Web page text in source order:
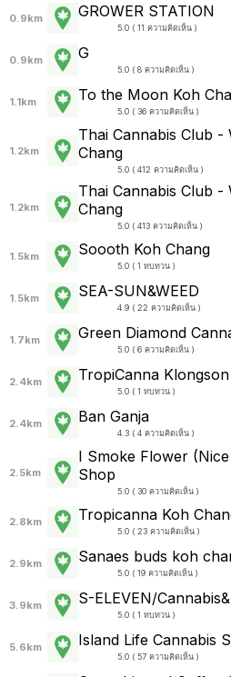
0.9km GROWER STATION
5.0 ( 11 ความคิดเห็น )
0.9km G
5.0 ( 8 ความคิดเห็น )
1.1km To the Moon Koh
5.0 ( 36 ความคิดเห็น )
1.2km
Thai Cannabis Club -
Chang
5.0 ( 412 ความคิดเห็น )
1.2km
Thai Cannabis Club -
Chang
5.0 ( 413 ความคิดเห็น )
1.5km Soooth Koh Chang
5.0 ( 1 ทบทวน )
1.5km SEA-SUN&WEED
4.9 ( 22 ความคิดเห็น )
1.7km Green Diamond
5.0 ( 6 ความคิดเห็น )
2.4km TropiCanna
5.0 ( 1 ทบทวน )
2.4km Ban Ganja
4.3 ( 4 ความคิดเห็น )
2.5km
I Smoke Flower
Shop
5.0 ( 30 ความคิดเห็น )
2.8km Tropicanna Koh
5.0 ( 23 ความคิดเห็น )
2.9km Sanaes buds koh
5.0 ( 19 ความคิดเห็น )
3.9km S-ELEVEN/
5.0 ( 1 ทบทวน )
5.6km Island Life Cannabis
5.0 ( 57 ความคิดเห็น )